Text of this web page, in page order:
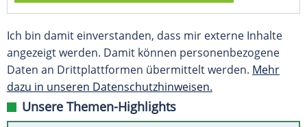
Ich bin damit einverstanden, dass mir externe Inhalte
angezeigt werden. Damit können personenbezogene
Daten an Drittplattformen übermittelt werden. Mehr
dazu in unseren Datenschutzhinweisen.
Unsere Themen-Highlights